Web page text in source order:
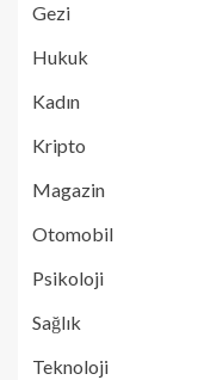
Gezi
Hukuk
Kadın
Kripto
Magazin
Otomobil
Psikoloji
Sağlık
Teknoloji